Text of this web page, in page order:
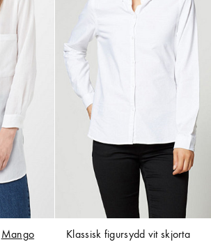
Mango
Klassisk figursydd vit skjorta